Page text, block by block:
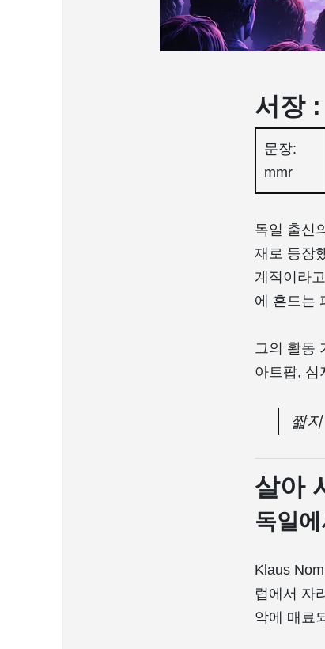
서장
문장:
mmr
독일 출신
재로 등장
계적이라
에 흔드는
그의 활동
아트팝, 심
짧
살아
독일
Klaus
럽에서 자
악에 매료